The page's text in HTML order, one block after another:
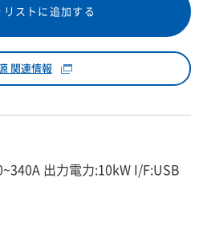
リストに追加する
関連情報
出力電力:10kW I/F:USB